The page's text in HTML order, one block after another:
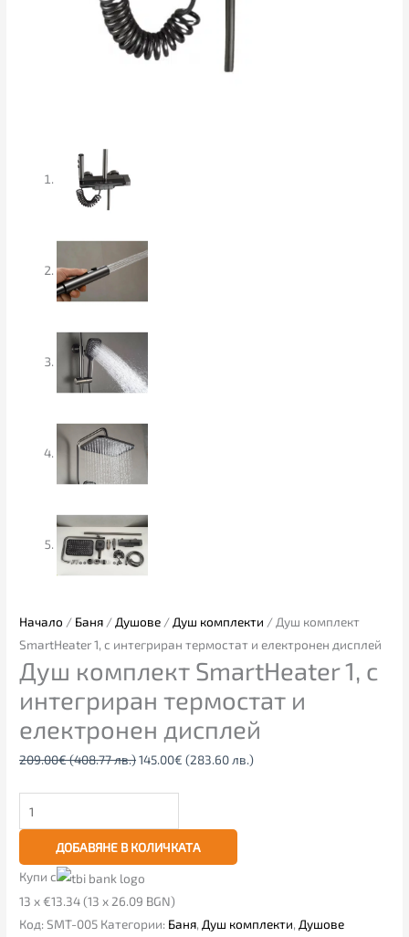
Начало / Баня / Душове / Душ комплекти / Душ комплект
SmartHeater 1, с интегриран термостат и електронен дисплей
Душ комплект SmartHeater 1, с
интегриран термостат и
електронен дисплей
209.00€(408.77 лв.)145.00€ (283.60 лв.)
ДОБАВЯНЕ В КОЛИЧКАТА
Купи с
13 x €13.34 (13 x 26.09 BGN)
Код:SMT-005 Категории: Баня, Душ комплекти, Душове